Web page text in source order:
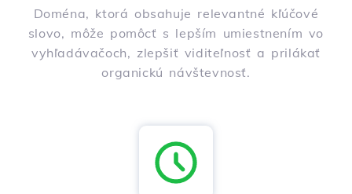
Doména, ktorá obsahuje relevantné kľúčové
slovo, môže pomôcť s lepším umiestnením vo
vyhľadávačoch, zlepšiť viditeľnosť a prilákať
organickú návštevnosť.